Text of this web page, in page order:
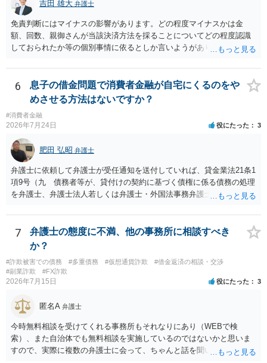
吉田 雄大 弁護士
免責判断にはマイナスの影響があります。どの程度マイナスかは金
額、回数、親御さんが当該決済方法を採ることについてどの程度認識
しておられたか等の個別事情に依るとしか言いようがありません。 と
なって相談し、善後策を考えることをお勧めします。
6
息子の借金問題で消費者金融が自宅にくるのをや
めさせる方法はないですか？
#消費者金融
2026年7月24日 役にたった 3
肥田 弘昭 弁護士
弁護士に依頼して弁護士が受任通知を送付していれば、貸金業法21条1
項9号（九 債務者等が、貸付けの契約に基づく債権に係る債務の処理
を弁護士、弁護士法人若しくは弁護士・外国法事務弁護士共同法人若
等」という。）に委託し、又はその処理のため必要な裁判所における
民事事件に関する手続をとり、弁護士等又は裁判所から書面によりそ
の旨の通知があつた場合において、正当な理由がないのに、債務者等
に対し、電話をかけ、電報を送達し、若しくはファクシミリ装置を用
いて送信し、又は訪問する方法により、当該債務を弁済することを要
求し、これに対し債務者等から直接要求しないよう求められたにもか
と。）に違反しています。監督官庁に行政処分を求める、裁判所に仮
処分申請、不退去罪が成立すれば警察に通報などの対応が考えられま
す。ご参考にしてください。
7
弁護士の態度に不満、他の事務所に相談すべき
か？
#詐欺被害での債務 #多重債務 #仮想通貨詐欺
#借金返済の相談・交渉
#副業詐欺
#FX詐欺
2026年7月15日 役にたった 3
匿名A 弁護士
今時無料相談を受けてくれる事務所もそれなりにあり（WEBで検
索）、また自治体でも無料相談を実施しているのではないかと思いま
すので、実際に複数の弁護士に会って、ちゃんと話を聞いてくれる